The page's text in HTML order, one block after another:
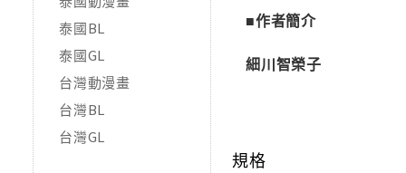
泰國BL
泰國GL
台灣動漫畫
台灣BL
台灣GL
■作者簡介
細川智榮子
規格